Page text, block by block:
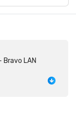
Bravo LAN